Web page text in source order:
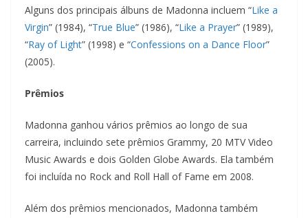
Alguns dos principais álbuns de Madonna incluem “Like a
Virgin” (1984), “True Blue” (1986), “Like a Prayer” (1989),
“Ray of Light” (1998) e “Confessions on a Dance Floor”
(2005).
Prêmios
Madonna ganhou vários prêmios ao longo de sua
carreira, incluindo sete prêmios Grammy, 20 MTV Video
Music Awards e dois Golden Globe Awards. Ela também
foi incluída no Rock and Roll Hall of Fame em 2008.
Além dos prêmios mencionados, Madonna também